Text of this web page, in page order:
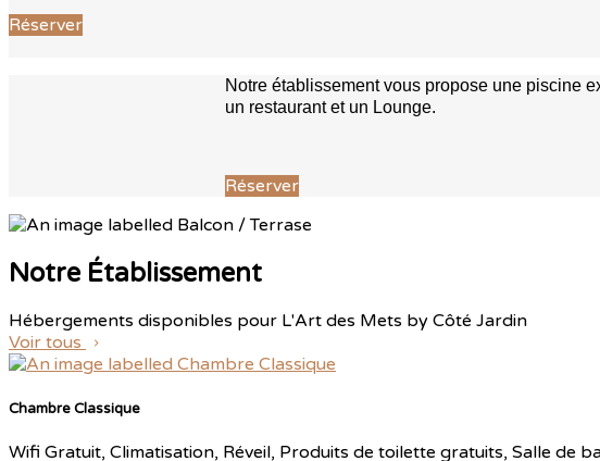
Réserver
Notre établissement vous propose une piscine
un restaurant et un Lounge.
Réserver
Notre Établissement
Hébergements disponibles pour L'Art des Mets by Côté Jardin
Voir tous
Chambre Classique
Wifi Gratuit, Climatisation, Réveil, Produits de toilette gratuits, Salle de